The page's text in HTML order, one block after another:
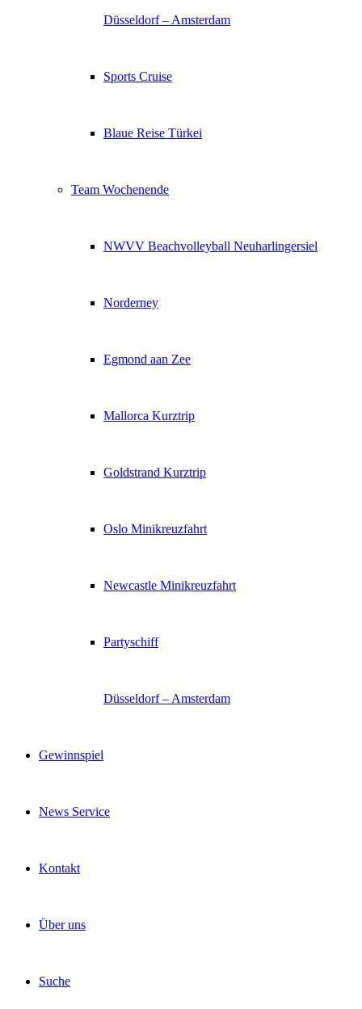
Düsseldorf – Amsterdam
Sports Cruise
Blaue Reise Türkei
Team Wochenende
NWVV Beachvolleyball Neuharlingersiel
Norderney
Egmond aan Zee
Mallorca Kurztrip
Goldstrand Kurztrip
Oslo Minikreuzfahrt
Newcastle Minikreuzfahrt
Partyschiff
Düsseldorf – Amsterdam
Gewinnspiel
News Service
Kontakt
Über uns
Suche